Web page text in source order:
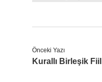
Önceki Yazı
Kurallı Birleşik